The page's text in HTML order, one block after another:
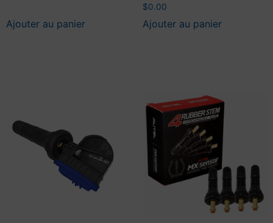
Ajouter au panier
$0.00
Ajouter au panier